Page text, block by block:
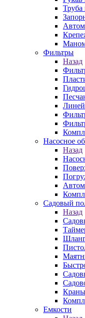
Фильтры
Назад
Насосное
Назад
Садовый
Назад
Краны
Емкости